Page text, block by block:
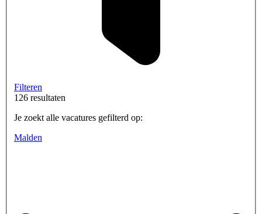
Filteren
126 resultaten
Je zoekt alle vacatures gefilterd op:
Malden